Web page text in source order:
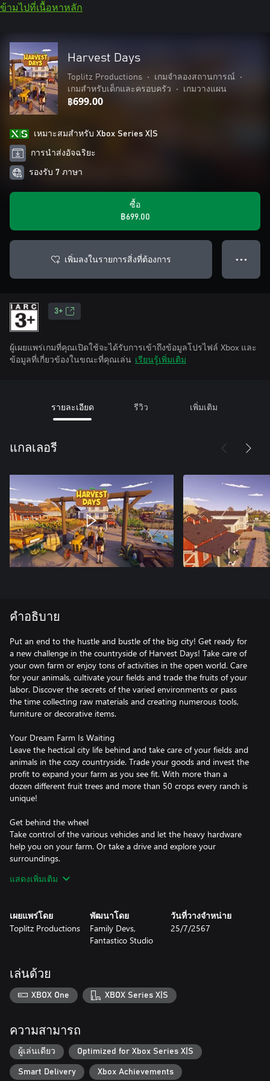
ข้ามไปที่เนื้อหาหลัก
Harvest Days
Toplitz Productions • เกมจำลองสถานการณ์
•
เกมสำหรับเด็กและครอบครัว
• เกมวางแผน
฿699.00
เหมาะสมสําหรับ Xbox Series X|S
การนำส่งอัจฉริยะ
รองรับ 7 ภาษา
ซื้อ
฿699.00
เพิ่มลงในรายการสิ่งที่ต้องการ ● ● ●
3+
ผู้เผยแพร่เกมที่คุณเปิดใช้จะได้รับการเข้าถึงข้อมูลโปรไฟล์ Xbox และ
ข้อมูลที่เกี่ยวข้องในขณะที่คุณเล่น เรียนรู้เพิ่มเติม
รายละเอียด รีวิว เพิ่มเติม
แกลเลอรี
คำอธิบาย
Put an end to the hustle and bustle of the big city! Get ready for
a new challenge in the countryside of Harvest Days! Take care of
your own farm or enjoy tons of activities in the open world. Care
for your animals, cultivate your fields and trade the fruits of your
labor. Discover the secrets of the varied environments or pass
the time collecting raw materials and creating numerous tools,
furniture or decorative items.
Your Dream Farm Is Waiting
Leave the hectical city life behind and take care of your fields and
animals in the cozy countryside. Trade your goods and invest the
profit to expand your farm as you see fit. With more than a
dozen different fruit trees and more than 50 crops every ranch is
unique!
Get behind the wheel
Take control of the various vehicles and let the heavy hardware
help you on your farm. Or take a drive and explore your
surroundings.
Enjoy the open world
your own pace.
There’s more than farming
activities. The fun in Harvest Days never stops.
Craftspeople Wanted
Collect resources and craft various items. Decorate and furnish
Nature conservation comes first: Collect garbage and recycle it.
Take the solar charged eScooter for a spin and explore the
environment climate neutral.
แสดงเพิ่มเติม
เผยแพร่โดย
Toplitz Productions
พัฒนาโดย
Family Devs,
Fantastico Studio
วันที่วางจำหน่าย
25/7/2567
เล่นด้วย
XBOX One XBOX Series X|S
ความสามารถ
ผู้เล่นเดียว Optimized for Xbox Series X|S
Smart Delivery Xbox Achievements